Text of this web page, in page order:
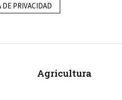
PRIVACIDAD
Agricultura